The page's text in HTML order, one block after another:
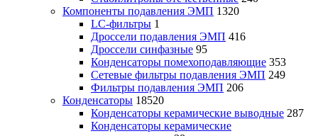
Компоненты подавления ЭМП 1320
LC-фильтры 1
Дроссели подавления ЭМП 416
Дроссели синфазные 95
Конденсаторы помехоподавляющие 353
Сетевые фильтры подавления ЭМП 249
Фильтры подавления ЭМП 206
Конденсаторы 18520
Конденсаторы керамические выводные 287
Конденсаторы керамические